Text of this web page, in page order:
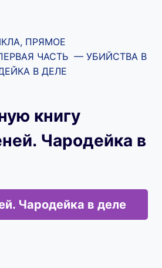
ПРЯМОЕ
ЧАСТЬ — УБИЙСТВА В
В ДЕЛЕ
книгу
Чародейка в
Чародейка в деле